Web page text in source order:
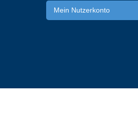
Mein Nutzerkonto